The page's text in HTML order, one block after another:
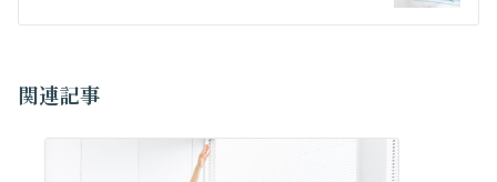
ビ
ー
関連記事